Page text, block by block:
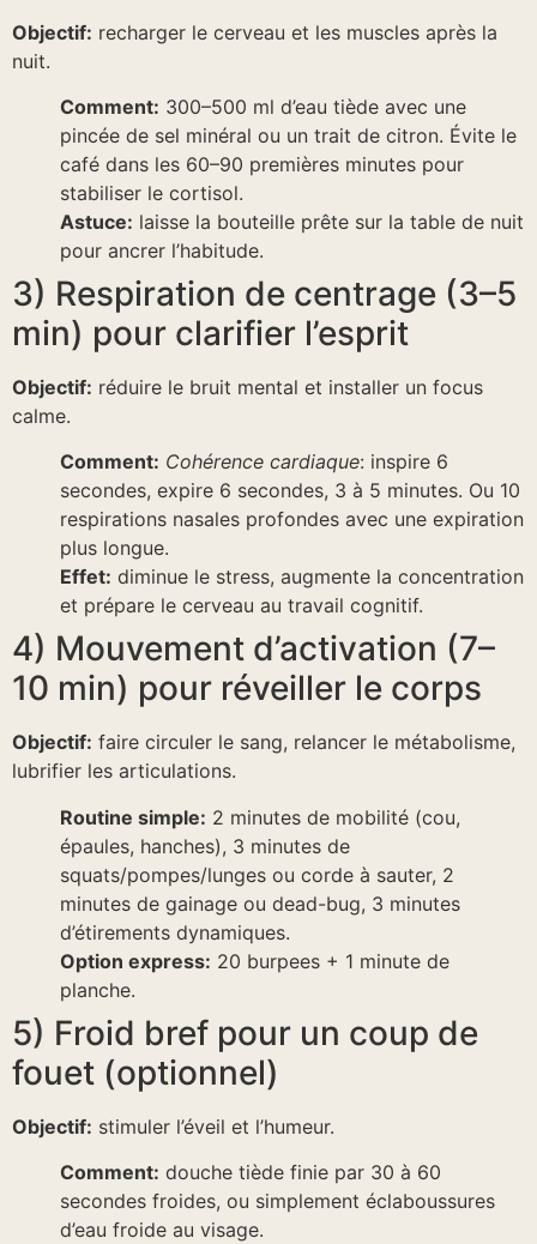
Objectif: recharger le cerveau et les muscles après la
nuit.
Comment: 300–500 ml d’eau tiède avec une
pincée de sel minéral ou un trait de citron. Évite le
café dans les 60–90 premières minutes pour
stabiliser le cortisol.
Astuce: laisse la bouteille prête sur la table de nuit
pour ancrer l’habitude.
3) Respiration de centrage (3–5
min) pour clarifier l’esprit
Objectif: réduire le bruit mental et installer un focus
calme.
Comment: Cohérence cardiaque: inspire 6
secondes, expire 6 secondes, 3 à 5 minutes. Ou 10
respirations nasales profondes avec une expiration
plus longue.
Effet: diminue le stress, augmente la concentration
et prépare le cerveau au travail cognitif.
4) Mouvement d’activation (7–
10 min) pour réveiller le corps
Objectif: faire circuler le sang, relancer le métabolisme,
lubrifier les articulations.
Routine simple: 2 minutes de mobilité (cou,
épaules, hanches), 3 minutes de
squats/pompes/lunges ou corde à sauter, 2
minutes de gainage ou dead-bug, 3 minutes
d’étirements dynamiques.
Option express: 20 burpees + 1 minute de
planche.
5) Froid bref pour un coup de
fouet (optionnel)
Objectif: stimuler l’éveil et l’humeur.
Comment: douche tiède finie par 30 à 60
secondes froides, ou simplement éclaboussures
d’eau froide au visage.